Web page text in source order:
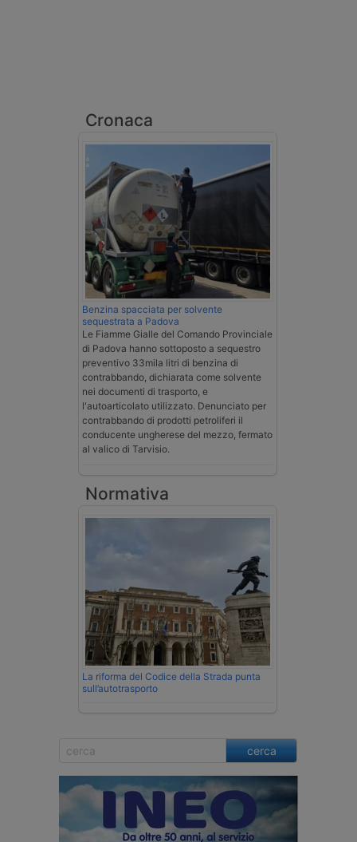
Cronaca
Benzina spacciata per solvente
sequestrata a Padova
Le Fiamme Gialle del Comando Provinciale
di Padova hanno sottoposto a sequestro
preventivo 33mila litri di benzina di
contrabbando, dichiarata come solvente
nei documenti di trasporto, e
l'autoarticolato utilizzato. Denunciato per
contrabbando di prodotti petroliferi il
conducente ungherese del mezzo, fermato
al valico di Tarvisio.
Normativa
La riforma del Codice della Strada punta
sull’autotrasporto
cerca